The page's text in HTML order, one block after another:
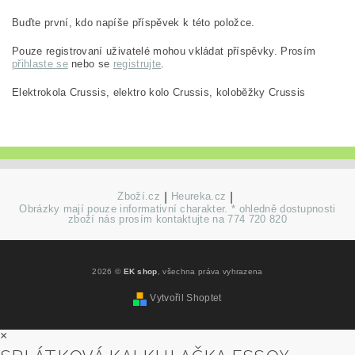
Buďte první, kdo napíše příspěvek k této položce.
Pouze registrovaní uživatelé mohou vkládat příspěvky. Prosím
přihlaste senebo se registrujte.
Elektrokola Crussis, elektro kolo Crussis, koloběžky Crussis
Zboží.cz Heureka.cz
Obrázky mají pouze informativní charakter. * ohledně dostupnosti
zboží nás prosím kontaktujte na 774 720 820
2026 © EK shop, všechna práva vyhrazena
Vytvořil Shoptet
×